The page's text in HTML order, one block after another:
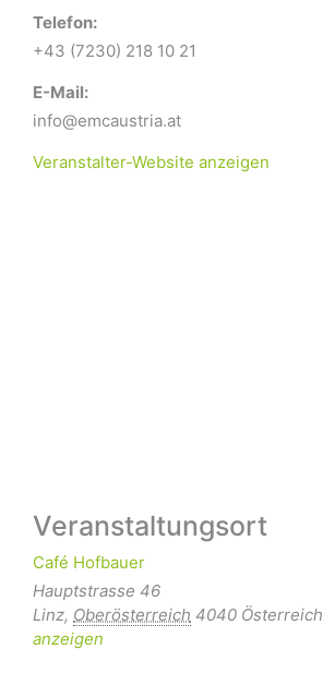
Telefon:
+43 (7230) 218 10 21
E-Mail:
info@emcaustria.at
Veranstalter-Website anzeigen
Veranstaltungsort
Café Hofbauer
Hauptstrasse 46
Linz, Oberösterreich 4040 Österreich
anzeigen